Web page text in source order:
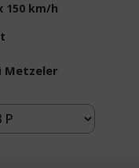
150 km/h
Metzeler